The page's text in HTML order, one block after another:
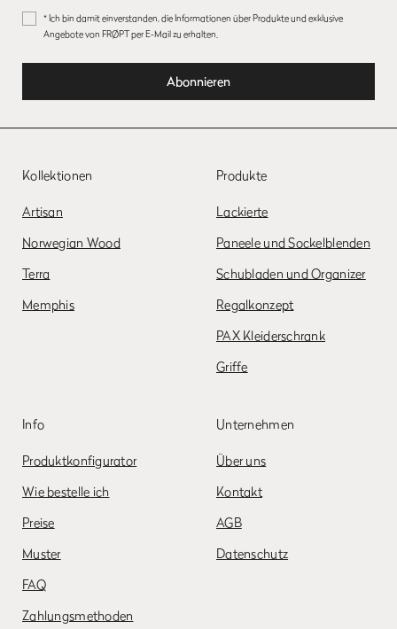
* Ich bin damit einverstanden, die Informationen über Produkte und exklusive
Angebote von FRØPT per E-Mail zu erhalten.
Kollektionen
Artisan
Norwegian Wood
Terra
Memphis
Produkte
Lackierte
Paneele und Sockelblenden
Schubladen und Organizer
Regalkonzept
PAX Kleiderschrank
Griffe
Info
Produktkonfigurator
Wie bestelle ich
Preise
Muster
FAQ
Zahlungsmethoden
Unternehmen
Über uns
Kontakt
AGB
Datenschutz